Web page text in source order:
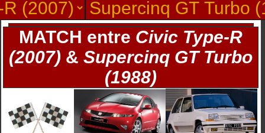
MATCH entre Civic Type-R
(2007) &Supercinq GT Turbo
(1988)